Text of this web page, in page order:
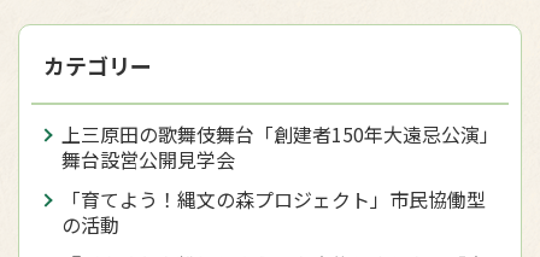
カテゴリー
上三原田の歌舞伎舞台「創建者150年大遠忌公演」
舞台設営公開見学会
「育てよう！縄文の森プロジェクト」市民協働型
の活動